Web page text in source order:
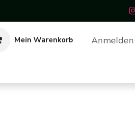
Mein Warenkorb Anmelden